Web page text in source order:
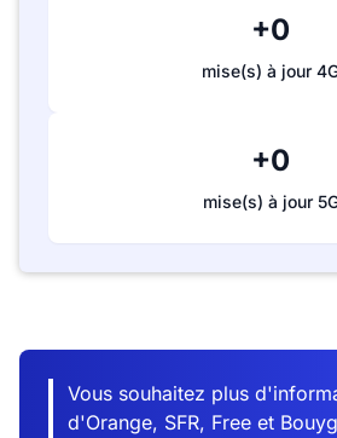
+0
mise(s) à jour
+0
mise(s) à jour
Vous souhaitez plus
d'Orange, SFR, Free et